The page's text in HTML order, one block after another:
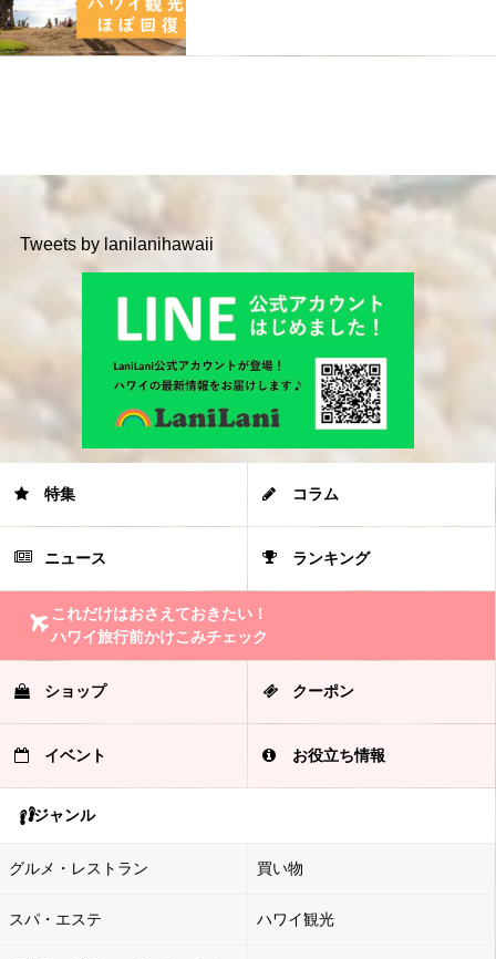
Tweets by lanilanihawaii
特集 コラム
ニュース ランキング
これだけはおさえておきたい！
ハワイ旅行前かけこみチェック
ショップ クーポン
イベント お役立ち情報
ジャンル
グルメ・レストラン 買い物
スパ・エステ ハワイ観光